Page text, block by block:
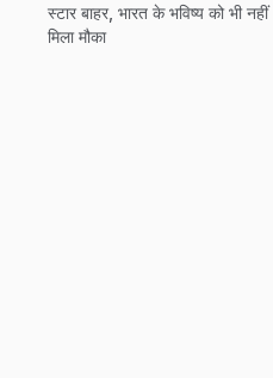
स्टार बाहर, भारत के भविष्य को भी नहीं
मिला मौका